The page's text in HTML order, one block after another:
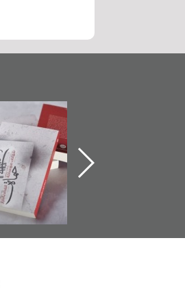
السهلاوي في ذكراه
"حماة الباب
الإصدار الأول
اعتصام الدراز
وأحداث ساحة
الفداء لمركز
للدراسات